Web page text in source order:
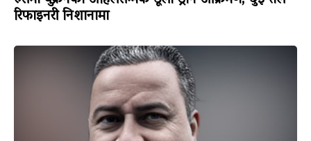
रिफाइनरी निशानामा